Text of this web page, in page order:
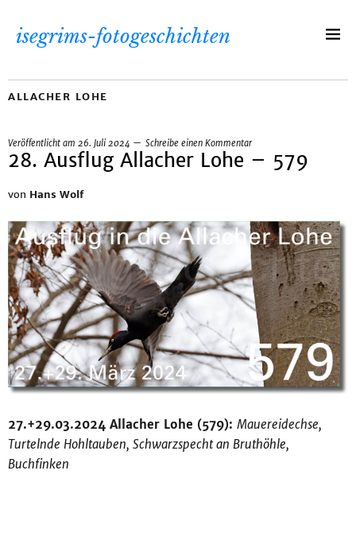
isegrims-fotogeschichten
ALLACHER LOHE
Veröffentlicht am 26. Juli 2024 Schreibe einen Kommentar
28. Ausflug Allacher Lohe – 579
von Hans Wolf
27.+29.03.2024 Allacher Lohe (579): Mauereidechse,
Turtelnde Hohltauben, Schwarzspecht an Bruthöhle,
Buchfinken